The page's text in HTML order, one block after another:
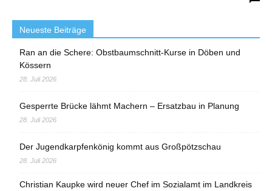
Neueste Beiträge
Ran an die Schere: Obstbaumschnitt-Kurse in Döben und
Kössern
28. Juli 2026
Gesperrte Brücke lähmt Machern – Ersatzbau in Planung
28. Juli 2026
Der Jugendkarpfenkönig kommt aus Großpötzschau
28. Juli 2026
Christian Kaupke wird neuer Chef im Sozialamt im Landkreis